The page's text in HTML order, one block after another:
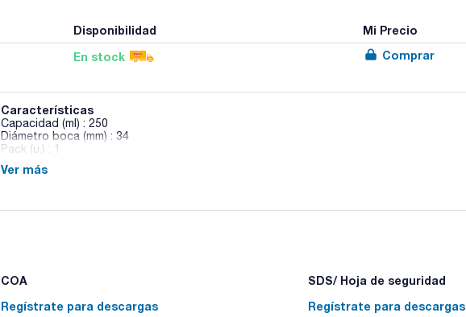
Disponibilidad Mi Precio
En stock Comprar
Características
Capacidad (ml) : 250
Diámetro boca (mm) : 34
Pack (u.) : 1
Matraces esféricos, fondo plano, cuello estrecho DIN 1773
Ver más
COA
Regístrate para descargas
SDS/ Hoja de seguridad
Regístrate para descargas